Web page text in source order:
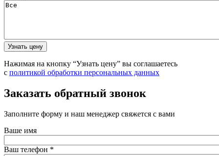
Нажимая на кнопку “Узнать цену” вы соглашаетесь
с политикой обработки персональных данных
Заказать обратный звонок
Заполните форму и наш менеджер свяжется с вами
Ваше имя
Ваш телефон *